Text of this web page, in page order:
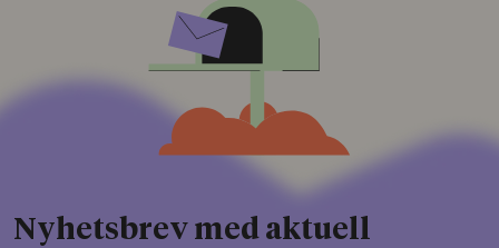
Nyhetsbrev med aktuell